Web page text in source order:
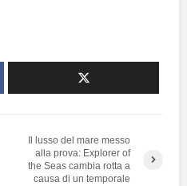
Il lusso del mare messo
alla prova: Explorer of
the Seas cambia rotta a
causa di un temporale